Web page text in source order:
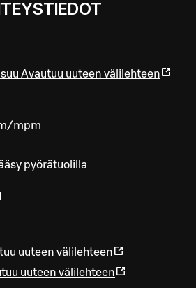
Avautuu uuteen välilehteen
mpm
pyörätuolilla
uuteen välilehteen
uuteen välilehteen